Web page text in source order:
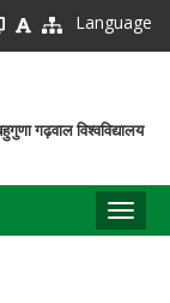
Language